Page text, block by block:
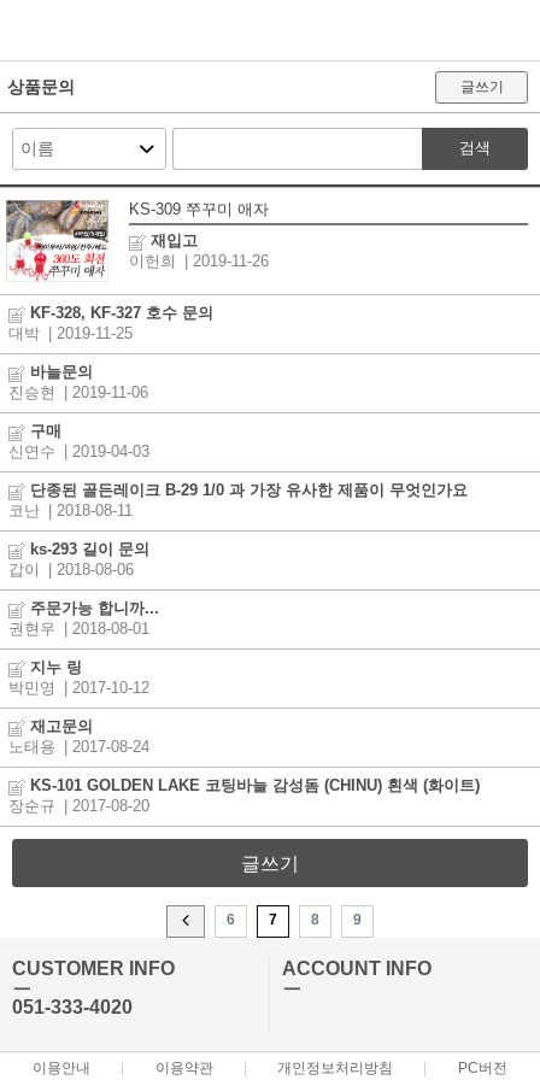
상품문의 글쓰기
검색
KS-309 쭈꾸미 애자
재입고
이헌희
| 2019-11-26
KF-328, KF-327 호수 문의
대박
| 2019-11-25
바늘문의
진승현
| 2019-11-06
구매
신연수
| 2019-04-03
단종된 골든레이크 B-29 1/0 과 가장 유사한 제품이 무엇인가요
코난
| 2018-08-11
ks-293 길이 문의
갑이
| 2018-08-06
주문가능 합니까...
권현우
| 2018-08-01
지누 링
박민영
| 2017-10-12
재고문의
노태용
| 2017-08-24
KS-101 GOLDEN LAKE 코팅바늘 감성돔 (CHINU) 흰색 (화이트)
장순규
| 2017-08-20
글쓰기
6 7 8 9
CUSTOMER INFO
ㅡ
051-333-4020
ACCOUNT INFO
ㅡ
이용안내 이용약관 개인정보처리방침 PC버전